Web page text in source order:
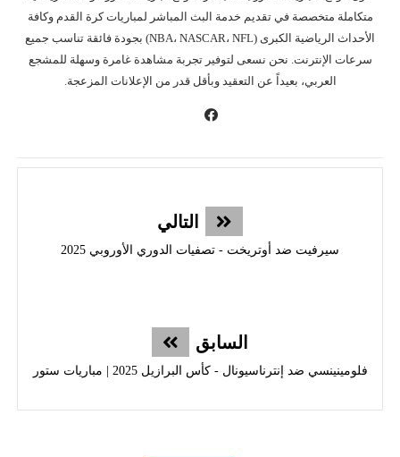
متكاملة متخصصة في تقديم خدمة البث المباشر لمباريات كرة القدم وكافة
الأحداث الرياضية الكبرى (NBA، NASCAR، NFL) بجودة فائقة تناسب جميع
سرعات الإنترنت. نحن نسعى لتوفير تجربة مشاهدة غامرة وسهلة للمشجع
العربي، بعيداً عن التعقيد وبأقل قدر من الإعلانات المزعجة.
التالي
سيرفيت ضد أوتريخت - تصفيات الدوري الأوروبي 2025
السابق
فلومينينسي ضد إنترناسيونال - كأس البرازيل 2025 | مباريات ستور